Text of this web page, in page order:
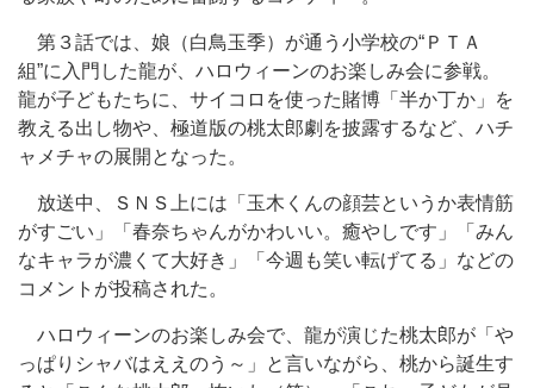
第３話では、娘（白鳥玉季）が通う小学校の“ＰＴＡ
組”に入門した龍が、ハロウィーンのお楽しみ会に参戦。
龍が子どもたちに、サイコロを使った賭博「半か丁か」を
教える出し物や、極道版の桃太郎劇を披露するなど、ハチ
ャメチャの展開となった。
放送中、ＳＮＳ上には「玉木くんの顔芸というか表情筋
がすごい」「春奈ちゃんがかわいい。癒やしです」「みん
なキャラが濃くて大好き」「今週も笑い転げてる」などの
コメントが投稿された。
ハロウィーンのお楽しみ会で、龍が演じた桃太郎が「や
っぱりシャバはええのう～」と言いながら、桃から誕生す